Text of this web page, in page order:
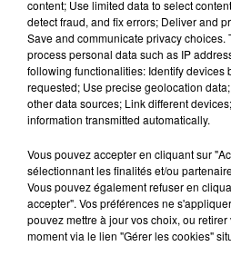
Organisateur
Julie HAIL
0389234033
Tarif Gratuit
Traditionnel et artisanal, le
content; Use limited data to select
detect fraud, and fix errors; Deliver and
Save and communicate privacy choices.
process personal data such as IP
following functionalities: Identify devices
requested; Use precise geolocation
other data sources; Link different
information transmitted automatically.
Vous pouvez accepter en cliquant sur
sélectionnant les finalités et/ou
Vous pouvez également refuser en
accepter". Vos préférences ne
pouvez mettre à jour vos choix, ou
moment via le lien "Gérer les cookies"